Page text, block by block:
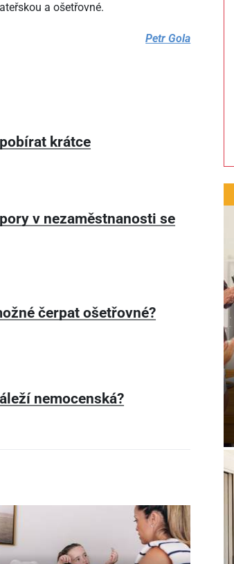
a ošetřovné.
Petr Gola
krátce
v nezaměstnanosti se
čerpat ošetřovné?
nemocenská?